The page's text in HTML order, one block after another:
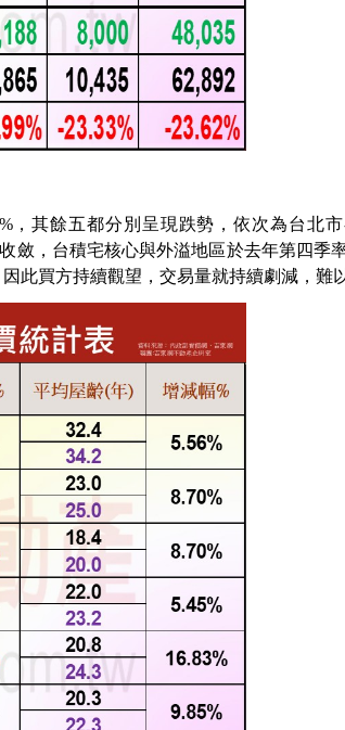
，其餘五都分別呈現跌勢，依次為台北市
斂，台積宅核心與外溢地區於去年第四季
買方持續觀望，交易量就持續劇減，難